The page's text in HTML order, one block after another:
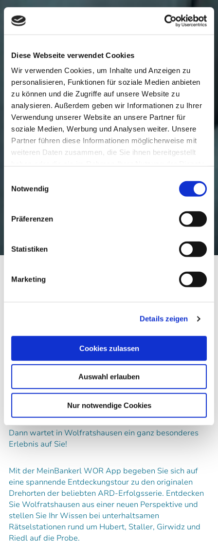
Diese Webseite verwendet Cookies
Wir verwenden Cookies, um Inhalte und Anzeigen zu
personalisieren, Funktionen für soziale Medien anbieten
zu können und die Zugriffe auf unsere Website zu
analysieren. Außerdem geben wir Informationen zu Ihrer
Verwendung unserer Website an unsere Partner für
soziale Medien, Werbung und Analysen weiter. Unsere
Partner führen diese Informationen möglicherweise mit
weiteren Daten zusammen, die Sie ihnen bereitgestellt
Notwendig
Präferenzen
Statistiken
Marketing
Details zeigen
Cookies zulassen
Auswahl erlauben
Nur notwendige Cookies
Hubert und/ohne Staller-Weg
Hubert und/ohne Staller-
Folgen Sie den Spuren von Hubert und Staller durch
Sie sind Fan von „Hubert
und/ohne Staller“?
Dann wartet in Wolfratshausen ein ganz besonderes
Erlebnis auf Sie!
Mit der MeinBankerl WOR App begeben Sie sich auf
eine spannende Entdeckungstour zu den originalen
Drehorten der beliebten ARD-Erfolgsserie. Entdecken
Sie Wolfratshausen aus einer neuen Perspektive und
stellen Sie Ihr Wissen bei unterhaltsamen
Rätselstationen rund um Hubert, Staller, Girwidz und
Riedl auf die Probe.